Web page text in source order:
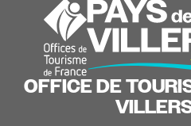
OFFICE DE